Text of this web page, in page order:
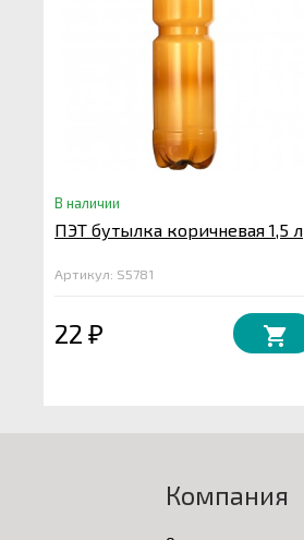
В наличии
ПЭТ бутылка коричневая 1,5 л
Артикул: S5781
22 ₽
Компания